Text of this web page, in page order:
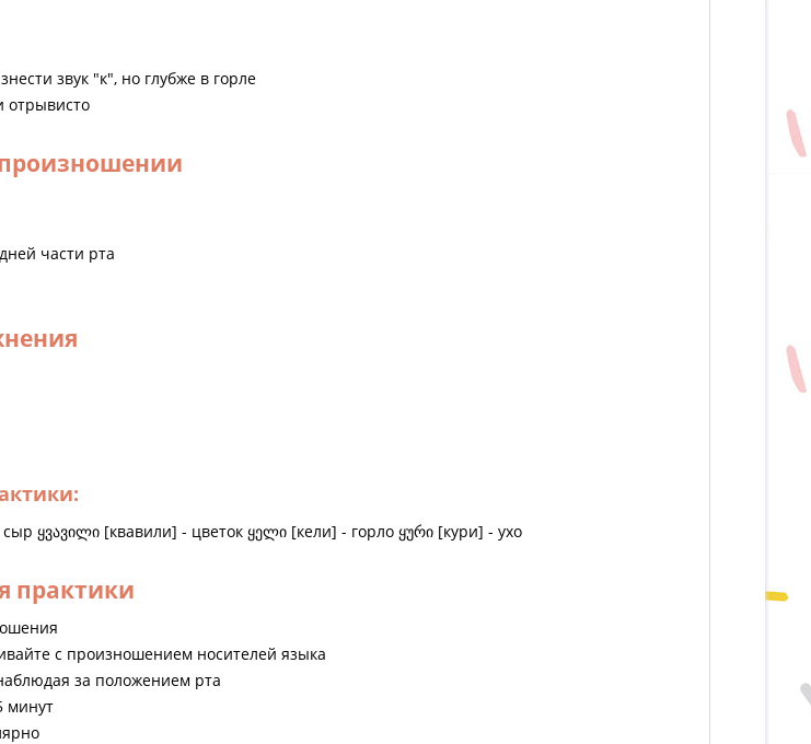
звук "к", но глубже в горле
отрывисто
части рта
ყვავილი [квавили] - цветок ყელი [кели] - горло ყური [кури] - ухо
практики
с произношением носителей языка
за положением рта
минут